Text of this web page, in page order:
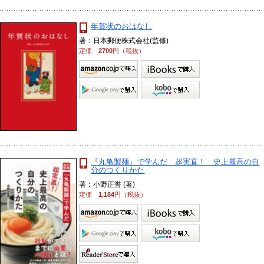
年賀状のおはなし
著：日本郵便株式会社(監修)
定価2700円（税抜）
『丸亀製麺』で学んだ 超実直！ 史上最高の自
分のつくりかた
著：小野正誉 (著)
定価1,184円（税抜）